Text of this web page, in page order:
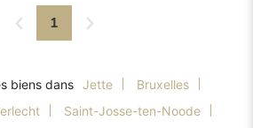
1
biens dans Jette
Bruxelles
Saint-Josse-ten-Noode